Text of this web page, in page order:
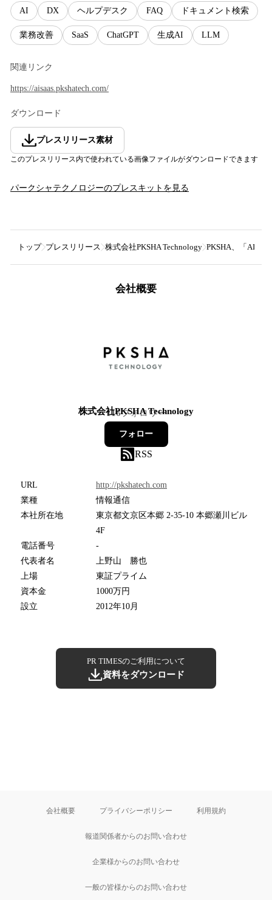
AI DX ヘルプデスク FAQ ドキュメント検索
業務改善 SaaS ChatGPT 生成AI LLM
関連リンク
https://aisaas.pkshatech.com/
ダウンロード
プレスリリース素材
このプレスリリース内で使われている画像ファイルがダウンロードできます
パークシャテクノロジーのプレスキットを見る
トップ プレスリリース 株式会社PKSHA Technology PKSHA、「AIヘ
会社概要
株式会社PKSHA Technology
116フォロワー
フォロー
RSS
URL
http://pkshatech.com
業種
情報通信
本社所在地
東京都文京区本郷 2-35-10 本郷瀬川ビル
4F
電話番号
-
代表者名
上野山 勝也
上場
東証プライム
資本金
1000万円
設立
2012年10月
PR TIMESのご利用について
資料をダウンロード
会社概要 プライバシーポリシー 利用規約
報道関係者からのお問い合わせ
企業様からのお問い合わせ
一般の皆様からのお問い合わせ